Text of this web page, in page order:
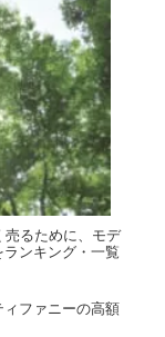
売るために、モデ
ンキング・一覧
ファニーの高額